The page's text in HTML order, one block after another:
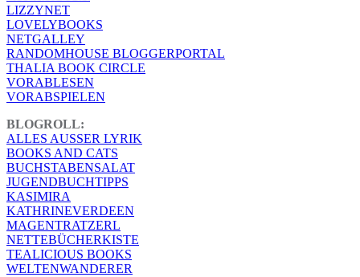
LIZZYNET
LOVELYBOOKS
NETGALLEY
RANDOMHOUSE BLOGGERPORTAL
THALIA BOOK CIRCLE
VORABLESEN
VORABSPIELEN
BLOGROLL:
ALLES AUSSER LYRIK
BOOKS AND CATS
BUCHSTABENSALAT
JUGENDBUCHTIPPS
KASIMIRA
KATHRINEVERDEEN
MAGENTRATZERL
NETTEBÜCHERKISTE
TEALICIOUS BOOKS
WELTENWANDERER